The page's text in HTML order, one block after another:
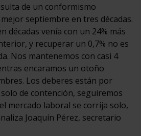
de un conformismo
septiembre en tres décadas.
décadas venía con un 24% más
y recuperar un 0,7% no es
Nos mantenemos con casi 4
encaramos un otoño
Los deberes están por
de contención, seguiremos
mercado laboral se corrija solo,
Joaquín Pérez, secretario